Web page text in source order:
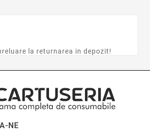
la returnarea in depozit!
NE